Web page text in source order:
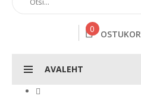
0
AVALEHT